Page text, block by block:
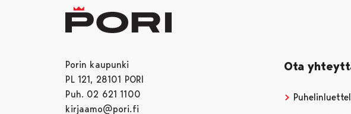
Porin kaupunki
PL 121, 28101 PORI
Puh. 02 621 1100
kirjaamo@pori.fi
Ota